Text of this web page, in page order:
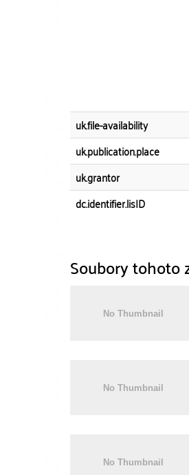
uk.file-availability
uk.publication.place
uk.grantor
dc.identifier.lisID
Soubory tohoto